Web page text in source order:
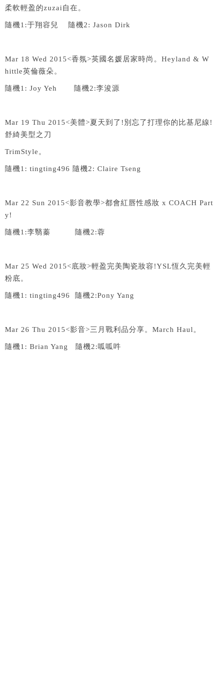
柔軟輕盈的zuzai 自在。
隨機1:于翔容兒 隨機2: Jason Dirk
Mar 18 Wed 2015<香氛>英國名媛居家時尚。 Heyland & W
hittle英倫薇朵。
隨機1: Joy Yeh 隨機2:李浚源
Mar 19 Thu 2015<美體>夏天到了 !別忘了打理你的比基尼線!
舒綺美型之刀
TrimStyle 。
隨機1: tingting496 隨機2: Claire Tseng
Mar 22 Sun 2015<影音教學>都會紅唇性感妝 x COACH Part
y!
隨機1:李翳蓁 隨機2:蓉
Mar 25 Wed 2015<底妝>輕盈完美陶瓷妝容!YSL恆久完美輕
粉底。
隨機1: tingting496 隨機2:Pony Yang
Mar 26 Thu 2015<影音>三月戰利品分享。 March Haul 。
隨機1: Brian Yang 隨機2:呱呱吽